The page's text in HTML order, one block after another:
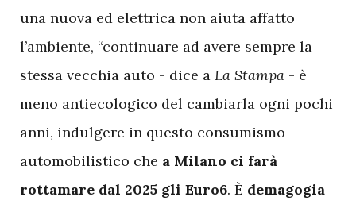
una nuova ed elettrica non aiuta affatto
l’ambiente, “continuare ad avere sempre la
stessa vecchia auto - dice a La Stampa - è
meno antiecologico del cambiarla ogni pochi
anni, indulgere in questo consumismo
automobilistico che a Milano ci farà
rottamare dal 2025 gli Euro6. È demagogia